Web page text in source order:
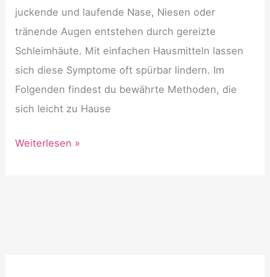
juckende und laufende Nase, Niesen oder
tränende Augen entstehen durch gereizte
Schleimhäute. Mit einfachen Hausmitteln lassen
sich diese Symptome oft spürbar lindern. Im
Folgenden findest du bewährte Methoden, die
sich leicht zu Hause
Hausmittel
Weiterlesen »